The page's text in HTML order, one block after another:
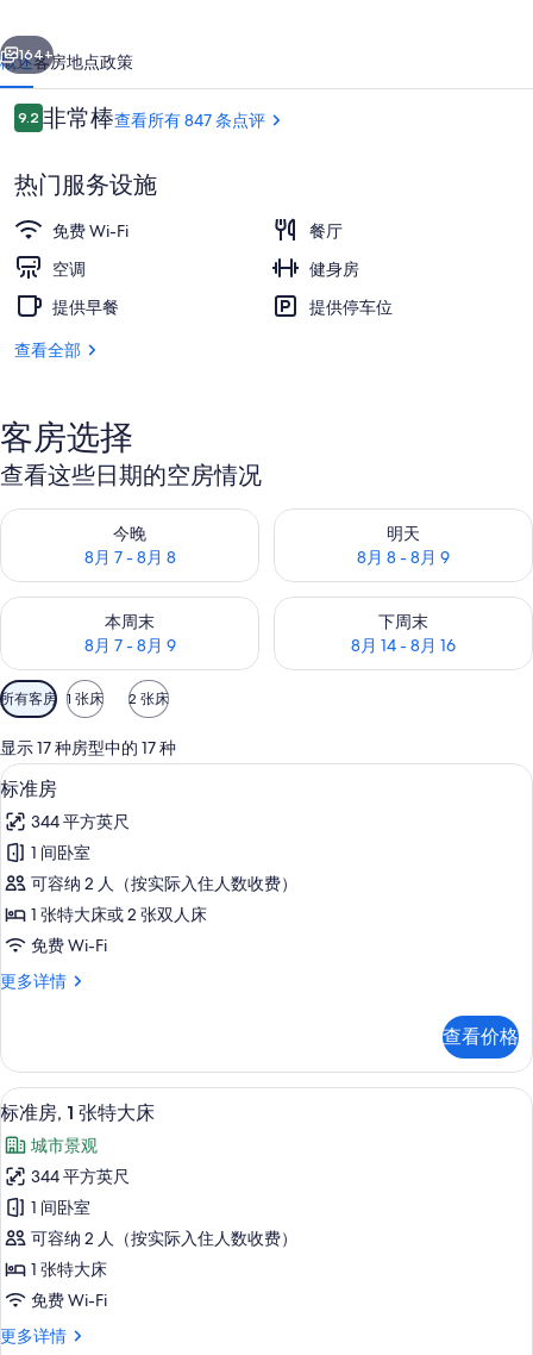
店
霍
巴
特
的
照
片
库
行政酒廊
个 下一个
164+
概述客房地点政策
点
评
9.29.2/10
非常棒查看所有 847 条点评
热门服务设施
免费 Wi-Fi
餐厅
空调
健身房
提供早餐
提供停车位
查看全部
客房选择
查看这些日期的空房情况
今晚
8月 7 - 8月 8
查看今晚的空房情况：8月 7 - 8月 8
明天
8月 8 - 8月 9
查看明天的空房情况：8月 8 -
本周末
8月 7 - 8月 9
查看本周末的空房情况：8月 7 - 8月 9
下周末
8月 14 - 8月 16
查看下周末的空房情况：8月
可
用
的
客
房
筛
选
条
所有客房 1 张床 2 张床
显示 17 种房型中的 17 种
显
示
标
准
房
的
有
片
迷你吧、客房内保险箱、办公桌、笔
6
标准房
344 平方英尺
1 间卧室
可容纳 2 人（按实际入住人数收费）
1 张特大床或 2 张双人床
免费 Wi-Fi
更多详情
标
多
信
息
查看价格
显
示
标
准
房,
1
张
特
大
7
标准房, 1 张特大床
城市景观
344 平方英尺
1 间卧室
可容纳 2 人（按实际入住人数收费）
1 张特大床
免费 Wi-Fi
更多详情
标